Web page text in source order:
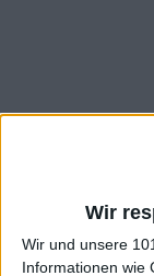
Wir
Wir und unsere
Informationen wie